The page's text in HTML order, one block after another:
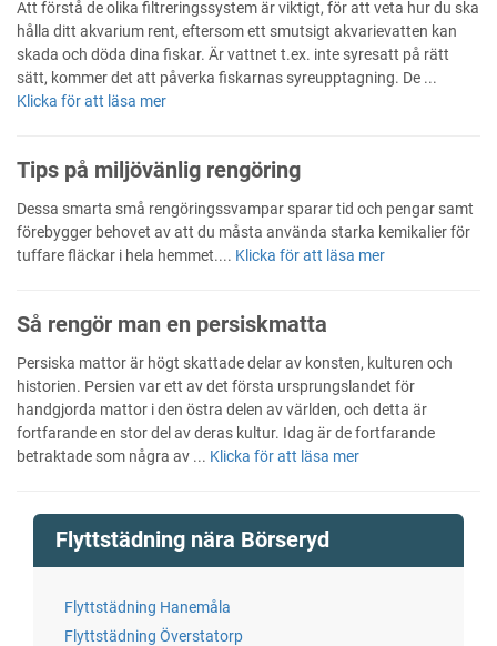
Att förstå de olika filtreringssystem är viktigt, för att veta hur du ska
hålla ditt akvarium rent, eftersom ett smutsigt akvarievatten kan
skada och döda dina fiskar. Är vattnet t.ex. inte syresatt på rätt
sätt, kommer det att påverka fiskarnas syreupptagning. De ...
Klicka för att läsa mer
Tips på miljövänlig rengöring
Dessa smarta små rengöringssvampar sparar tid och pengar samt
förebygger behovet av att du måsta använda starka kemikalier för
tuffare fläckar i hela hemmet.... Klicka för att läsa mer
Så rengör man en persiskmatta
Persiska mattor är högt skattade delar av konsten, kulturen och
historien. Persien var ett av det första ursprungslandet för
handgjorda mattor i den östra delen av världen, och detta är
fortfarande en stor del av deras kultur. Idag är de fortfarande
betraktade som några av ... Klicka för att läsa mer
Flyttstädning nära Börseryd
Flyttstädning Hanemåla
Flyttstädning Överstatorp